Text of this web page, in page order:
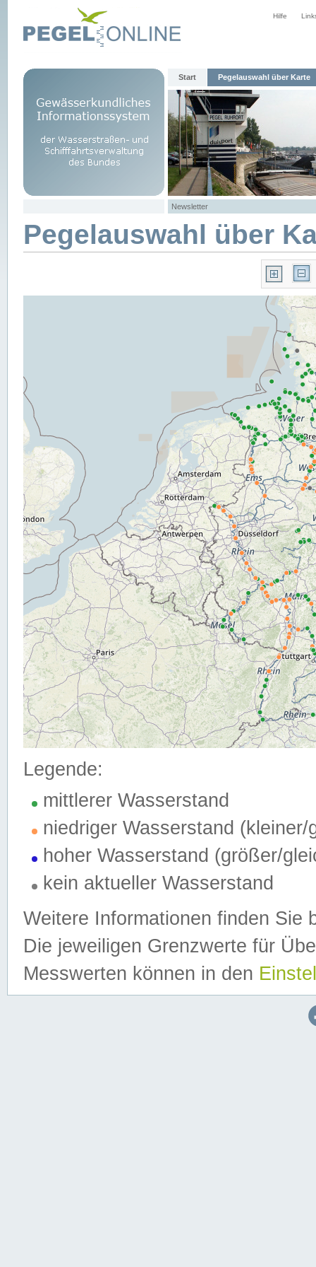
Hilfe
Start Pegelauswahl über Karte
Newsletter
Pegelauswahl über
Legende:
mittlerer Wasserstand
niedriger Wasserstand (kleiner/
hoher Wasserstand (größer/
kein aktueller Wasserstand
Weitere Informationen finden Sie
Die jeweiligen Grenzwerte für
Messwerten können in den